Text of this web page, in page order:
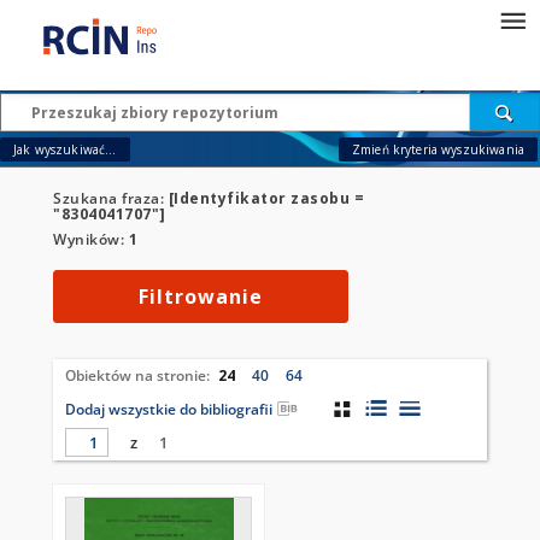
Jak wyszukiwać... Zmień kryteria wyszukiwania
Szukana fraza: [Identyfikator zasobu =
"8304041707"]
Wyników: 1
Filtrowanie
Obiektów na stronie: 24 40
64
Dodaj wszystkie do bibliografii
z
1